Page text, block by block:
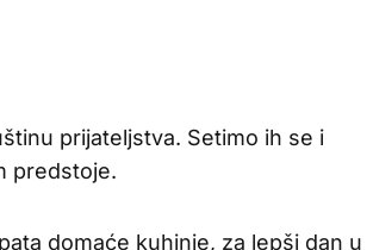
prijateljstva. Setimo ih se i
predstoje.
domaće kuhinje, za lepši dan u